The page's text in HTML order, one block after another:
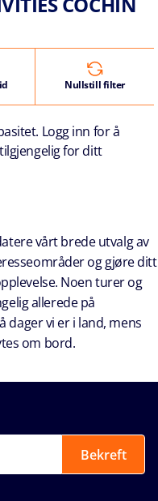
Nullstill filter
Logg inn for å
for ditt
vårt brede utvalg av
og gjøre ditt
Noen turer og
allerede på
dager vi er i land, mens
om bord.
Bekreft